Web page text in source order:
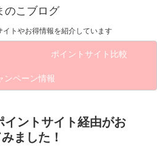
のこブログ
イトやお得情報を紹介しています
ポイントサイト比較
ンペーン情報
ントサイト経由がお
ました！